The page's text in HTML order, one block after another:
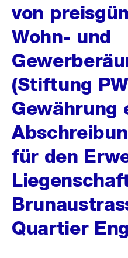
von
Wohn- und
(Stiftung
Gewährung
für den
Quartier